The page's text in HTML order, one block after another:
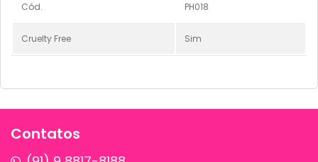
Cód. PH018
Cruelty Free Sim
Contatos